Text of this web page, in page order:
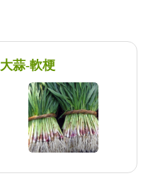
大蒜-軟梗